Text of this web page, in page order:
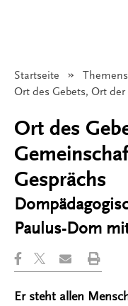
Startseite
Angezeigt:
Ort des Gebets, Ort
Ort des
Gesprächs
Paulus-Dom
Er steht allen